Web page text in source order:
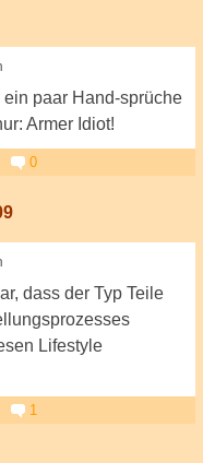
paar Hand-sprüche
Armer Idiot!
0
dass der Typ Teile
Lifestyle
1